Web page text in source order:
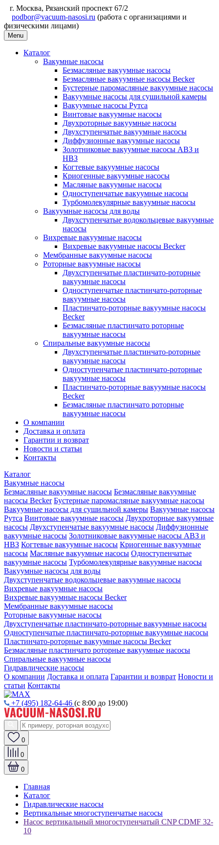
г. Москва, Рязанский проспект 67/2
podbor@vacuum-nasosi.ru (работа с организациями и
физическими лицами)
Menu
Каталог
Вакумные насосы
Безмасляные вакуумные насосы
Безмасляные вакуумные насосы Becker
Бустерные паромасляные вакуумные насосы
Вакуумные насосы для сушильной камеры
Вакуумные насосы Рутса
Винтовые вакуумные насосы
Двухроторные вакуумные насосы
Двухступенчатые вакуумные насосы
Диффузионные вакуумные насосы
Золотниковые вакуумные насосы АВЗ и
НВЗ
Когтевые вакуумные насосы
Криогенные вакуумные насосы
Масляные вакуумные насосы
Одноступенчатые вакуумные насосы
Турбомолекулярные вакуумные насосы
Вакуумные насосы для воды
Двухступенчатые водокольцевые вакуумные
насосы
Вихревые вакуумные насосы
Вихревые вакуумные насосы Becker
Мембранные вакуумные насосы
Роторные вакуумные насосы
Двухступенчатые пластинчато-роторные
вакуумные насосы
Одноступенчатые пластинчато-роторные
вакуумные насосы
Пластинчато-роторные вакуумные насосы
Becker
Безмасляные пластинчато роторные
вакуумные насосы
Спиральные вакуумные насосы
Двухступенчатые пластинчато-роторные
вакуумные насосы
Одноступенчатые пластинчато-роторные
вакуумные насосы
Пластинчато-роторные вакуумные насосы
Becker
Безмасляные пластинчато роторные
вакуумные насосы
О компании
Доставка и оплата
Гарантии и возврат
Новости и статьи
Контакты
Каталог
Вакумные насосы
Безмасляные вакуумные насосы Безмасляные вакуумные
насосы Becker Бустерные паромасляные вакуумные насосы
Вакуумные насосы для сушильной камеры Вакуумные насосы
Рутса Винтовые вакуумные насосы Двухроторные вакуумные
насосы Двухступенчатые вакуумные насосы Диффузионные
вакуумные насосы Золотниковые вакуумные насосы АВЗ и
НВЗ Когтевые вакуумные насосы Криогенные вакуумные
насосы Масляные вакуумные насосы Одноступенчатые
вакуумные насосы Турбомолекулярные вакуумные насосы
Вакуумные насосы для воды
Двухступенчатые водокольцевые вакуумные насосы
Вихревые вакуумные насосы
Вихревые вакуумные насосы Becker
Мембранные вакуумные насосы
Роторные вакуумные насосы
Двухступенчатые пластинчато-роторные вакуумные насосы
Одноступенчатые пластинчато-роторные вакуумные насосы
Пластинчато-роторные вакуумные насосы Becker
Безмасляные пластинчато роторные вакуумные насосы
Спиральные вакуумные насосы
Гидравлические насосы
О компании Доставка и оплата Гарантии и возврат Новости и
статьи Контакты
+7 (495) 182-64-46 (с 8:00 до 19:00)
0
0
0
Главная
Каталог
Гидравлические насосы
Вертикальные многоступенчатые насосы
Насос вертикальный многоступенчатый CNP CDMF 32-
10